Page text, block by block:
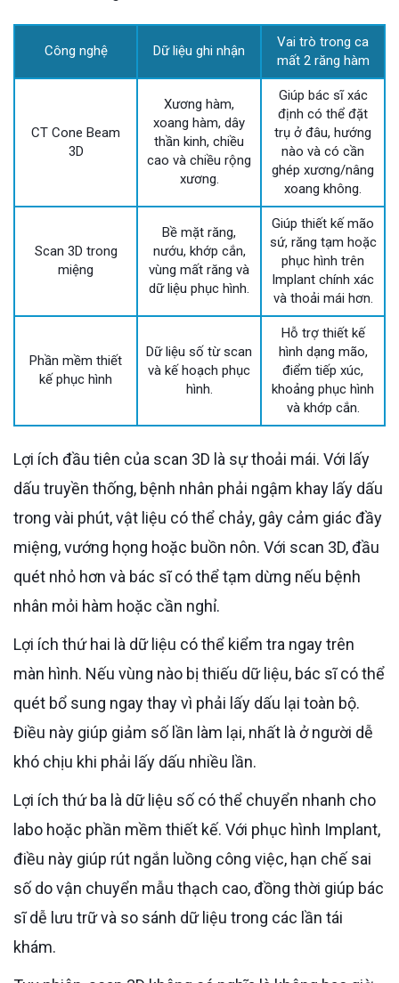
Công nghệ Dữ liệu ghi nhận
Vai trò trong ca
mất 2 răng hàm
CT Cone Beam
3D
Xương hàm,
xoang hàm, dây
thần kinh, chiều
cao và chiều rộng
xương.
Giúp bác sĩ xác
định có thể đặt
trụ ở đâu, hướng
nào và có cần
ghép xương/nâng
xoang không.
Scan 3D trong
miệng
Bề mặt răng,
nướu, khớp cắn,
vùng mất răng và
dữ liệu phục hình.
Giúp thiết kế mão
sứ, răng tạm hoặc
phục hình trên
Implant chính xác
và thoải mái hơn.
Phần mềm thiết
kế phục hình
Dữ liệu số từ scan
và kế hoạch phục
hình.
Hỗ trợ thiết kế
hình dạng mão,
điểm tiếp xúc,
khoảng phục hình
và khớp cắn.
Lợi ích đầu tiên của scan 3D là sự thoải mái. Với lấy
dấu truyền thống, bệnh nhân phải ngậm khay lấy dấu
trong vài phút, vật liệu có thể chảy, gây cảm giác đầy
miệng, vướng họng hoặc buồn nôn. Với scan 3D, đầu
quét nhỏ hơn và bác sĩ có thể tạm dừng nếu bệnh
nhân mỏi hàm hoặc cần nghỉ.
Lợi ích thứ hai là dữ liệu có thể kiểm tra ngay trên
màn hình. Nếu vùng nào bị thiếu dữ liệu, bác sĩ có thể
quét bổ sung ngay thay vì phải lấy dấu lại toàn bộ.
Điều này giúp giảm số lần làm lại, nhất là ở người dễ
khó chịu khi phải lấy dấu nhiều lần.
Lợi ích thứ ba là dữ liệu số có thể chuyển nhanh cho
labo hoặc phần mềm thiết kế. Với phục hình Implant,
điều này giúp rút ngắn luồng công việc, hạn chế sai
số do vận chuyển mẫu thạch cao, đồng thời giúp bác
sĩ dễ lưu trữ và so sánh dữ liệu trong các lần tái
khám.